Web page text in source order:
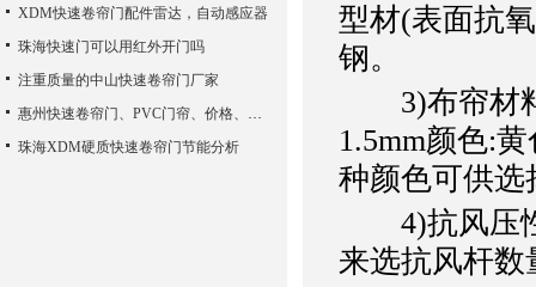
型材(表面抗
钢。
3)布帘材料:
1.5mm颜色:
种颜色可供选
4)抗风压性
来选抗风杆
XDM快速卷帘门配件雷达，自动感应器
珠海快速门可以用红外开门吗
注重质量的中山快速卷帘门厂家
惠州快速卷帘门、PVC门帘、价格、维修
珠海XDM硬质快速卷帘门节能分析